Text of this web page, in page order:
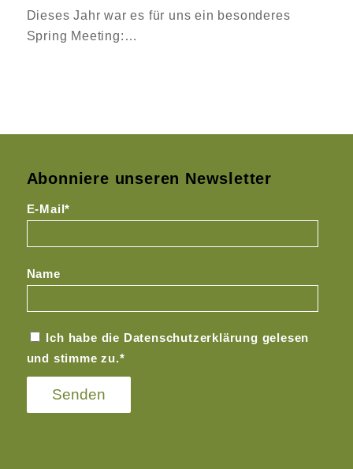
Dieses Jahr war es für uns ein besonderes
Spring Meeting:…
Abonniere unseren Newsletter
E-Mail*
Name
Ich habe die Datenschutzerklärung gelesen
und stimme zu.*